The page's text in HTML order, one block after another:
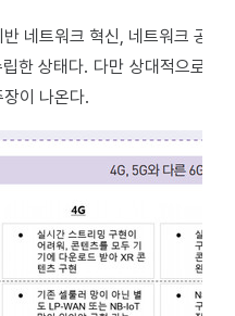
네트워크 혁신, 네트워크 공
한 상태다. 다만 상대적으로
이 나온다.